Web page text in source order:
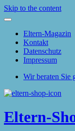
Skip to the content
Eltern-Magazin
Kontakt
Datenschutz
Impressum
Wir beraten Sie
Eltern-